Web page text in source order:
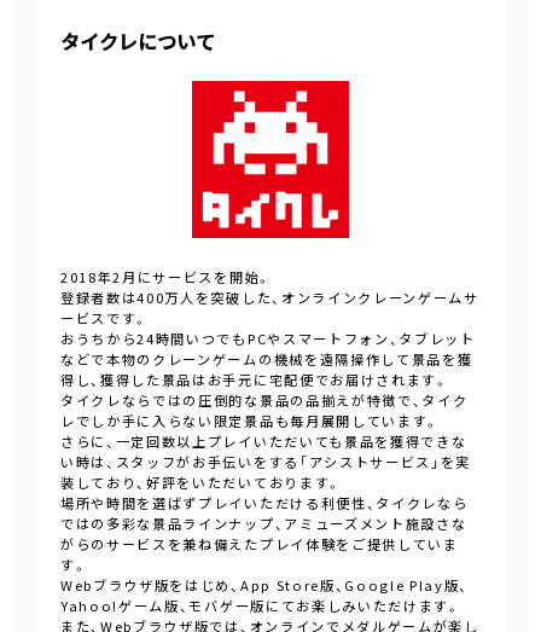
タイクレについて
2018年2月にサービスを開始。
登録者数は400万人を突破した、オンラインクレーンゲームサ
ービスです。
おうちから24時間いつでもPCやスマートフォン、タブレット
などで本物のクレーンゲームの機械を遠隔操作して景品を獲
得し、獲得した景品はお手元に宅配便でお届けされます。
タイクレならではの圧倒的な景品の品揃えが特徴で、タイク
レでしか手に入らない限定景品も毎月展開しています。
さらに、一定回数以上プレイいただいても景品を獲得できな
い時は、スタッフがお手伝いをする「アシストサービス」を実
装しており、好評をいただいております。
場所や時間を選ばずプレイいただける利便性、タイクレなら
ではの多彩な景品ラインナップ、アミューズメント施設さな
がらのサービスを兼ね備えたプレイ体験をご提供していま
す。
Webブラウザ版をはじめ、App Store版、Google Play版、
Yahoo!ゲーム版、モバゲー版にてお楽しみいただけます。
また、Webブラウザ版では、オンラインでメダルゲームが楽し